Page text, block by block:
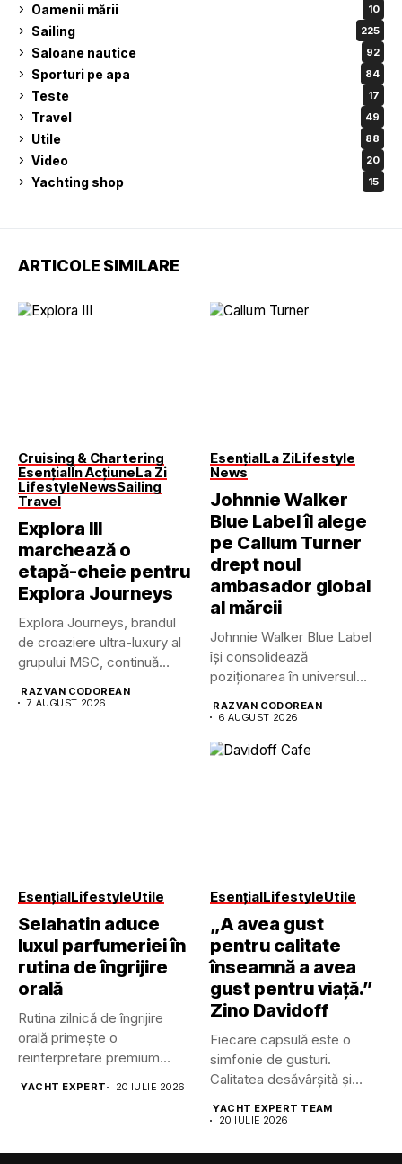
Oamenii mării 10
Sailing 225
Saloane nautice 92
Sporturi pe apa 84
Teste 17
Travel 49
Utile 88
Video 20
Yachting shop 15
ARTICOLE SIMILARE
Cruising & Chartering
EsențialÎn AcțiuneLa Zi
LifestyleNewsSailing
Travel
Explora III
marchează o
etapă-cheie pentru
Explora Journeys
Explora Journeys, brandul
de croaziere ultra-luxury al
grupului MSC, continuă
RAZVAN CODOREAN
7 AUGUST 2026
EsențialLa ZiLifestyle
News
Johnnie Walker
Blue Label îl alege
pe Callum Turner
drept noul
ambasador global
al mărcii
Johnnie Walker Blue Label
își consolidează
poziționarea în universul
RAZVAN CODOREAN
6 AUGUST 2026
EsențialLifestyleUtile
Selahatin aduce
luxul parfumeriei în
rutina de îngrijire
orală
Rutina zilnică de îngrijire
orală primește o
reinterpretare premium
YACHT EXPERT 20 IULIE 2026
EsențialLifestyleUtile
„A avea gust
pentru calitate
înseamnă a avea
gust pentru viață.”
Zino Davidoff
Fiecare capsulă este o
simfonie de gusturi.
Calitatea desăvârșită și
YACHT EXPERT TEAM
20 IULIE 2026